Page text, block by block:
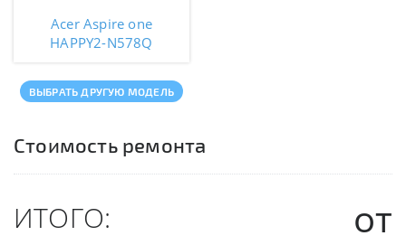
Acer Aspire one
HAPPY2-N578Q
ВЫБРАТЬ ДРУГУЮ МОДЕЛЬ
Стоимость ремонта
ИТОГО: от